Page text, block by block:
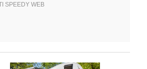
SPEEDY WEB